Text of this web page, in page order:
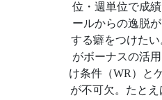
位・週単位で成
ールからの逸脱
する癖をつけた
がボーナスの活
け条件（WR）と
が不可欠。たとえ